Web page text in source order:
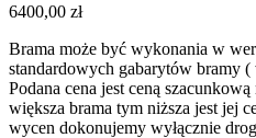
6400,00 zł
Brama może być wykonania w
standardowych gabarytów bramy
Podana cena jest ceną
większa brama tym niższa jest jej
wycen dokonujemy wyłącznie